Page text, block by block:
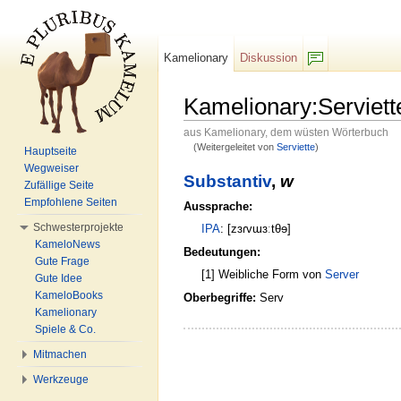
aus Kamelionary, dem wüsten Wörterbuch
(Weitergeleitet von Serviette)
Substantiv, w
Aussprache:
IPA: [zɜɾvɯɜːtθɘ]
Bedeutungen:
[1] Weibliche Form vonServer
Oberbegriffe: Serv
Kamelionary
Diskussion
Hauptseite
Wegweiser
Zufällige Seite
Empfohlene Seiten
Schwesterprojekte
KameloNews
Gute Frage
Gute Idee
KameloBooks
Kamelionary
Spiele & Co.
Mitmachen
Werkzeuge